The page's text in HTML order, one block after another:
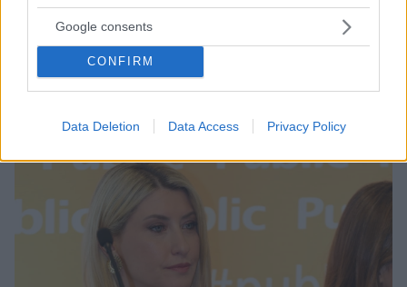
Google consents
CONFIRM
Data Deletion Data Access Privacy Policy